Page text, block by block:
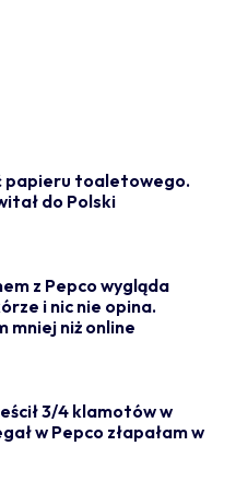
papieru toaletowego.
do Polski
z Pepco wygląda
i nic nie opina.
mniej niż online
3/4 klamotów w
w Pepco złapałam w